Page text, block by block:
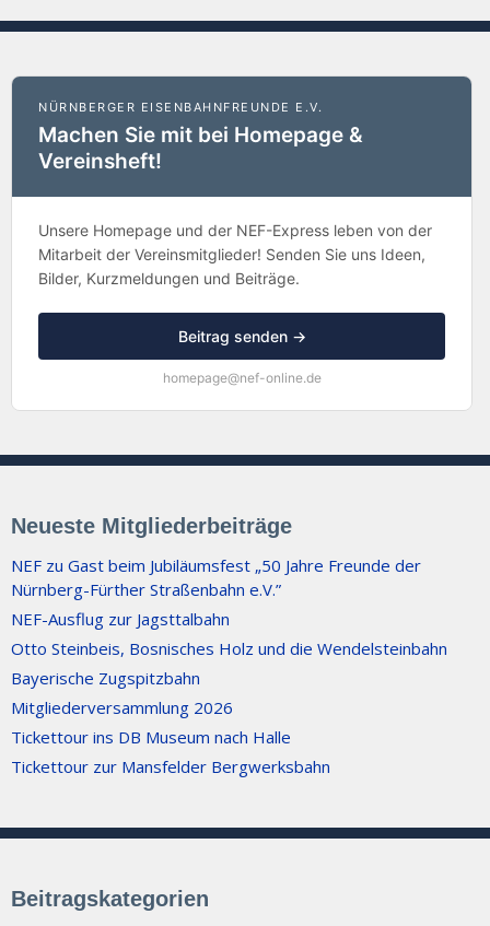
NÜRNBERGER EISENBAHNFREUNDE E.V.
Machen Sie mit bei Homepage &
Vereinsheft!
Unsere Homepage und der NEF-Express leben von der
Mitarbeit der Vereinsmitglieder! Senden Sie uns Ideen,
Bilder, Kurzmeldungen und Beiträge.
Beitrag senden →
homepage@nef-online.de
Neueste Mitgliederbeiträge
NEF zu Gast beim Jubiläumsfest „50 Jahre Freunde der
Nürnberg-Fürther Straßenbahn e.V.”
NEF-Ausflug zur Jagsttalbahn
Otto Steinbeis, Bosnisches Holz und die Wendelsteinbahn
Bayerische Zugspitzbahn
Mitgliederversammlung 2026
Tickettour ins DB Museum nach Halle
Tickettour zur Mansfelder Bergwerksbahn
Beitragskategorien